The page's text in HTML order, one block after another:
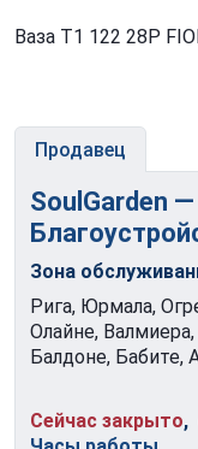
Ваза T1 122 28P
Продавец
SoulGarden
Зона
Рига, Юрмала,
Олайне,
Балдоне, Бабите,
Сейчас закрыто,